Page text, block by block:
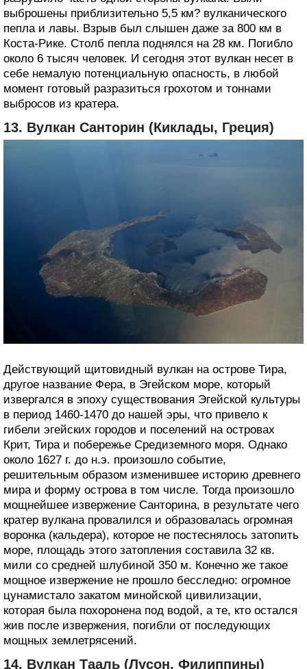
выброшены приблизительно 5,5 км? вулканического
пепла и лавы. Взрыв был слышен даже за 800 км в
Коста-Рике. Столб пепла поднялся на 28 км. Погибло
около 6 тысяч человек. И сегодня этот вулкан несет в
себе немалую потенциальную опасность, в любой
момент готовый разразиться грохотом и тоннами
выбросов из кратера.
13. Вулкан Санторин (Киклады, Греция)
Действующий щитовидный вулкан на острове Тира,
другое название Фера, в Эгейском море, который
извергался в эпоху существования Эгейской культуры
в период 1460-1470 до нашей эры, что привело к
гибели эгейских городов и поселений на островах
Крит, Тира и побережье Средиземного моря. Однако
около 1627 г. до н.э. произошло событие,
решительным образом изменившее историю древнего
мира и форму острова в том числе. Тогда произошло
мощнейшее извержение Санторина, в результате чего
кратер вулкана провалился и образовалась огромная
воронка (кальдера), которое не постеснялось затопить
море, площадь этого затопления составила 32 кв.
мили со средней шлубиной 350 м. Конечно же такое
мощное извержение не прошло бесследно: огромное
цунамистало закатом минойской цивилизации,
которая была похоронена под водой, а те, кто остался
жив после извержения, погибли от последующих
мощных землетрясений.
14. Вулкан Тааль (Лусон, Филиппины)